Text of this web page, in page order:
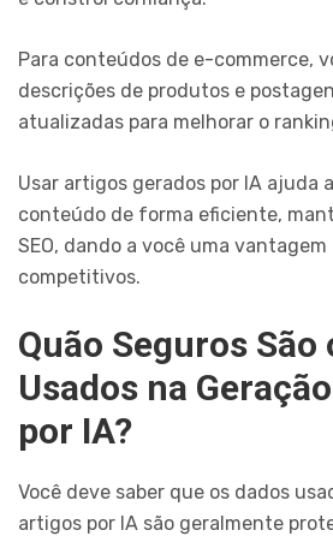
Para conteúdos de e-commerce,
descrições de produtos e
atualizadas para melhorar o
Usar artigos gerados por IA ajuda
conteúdo de forma eficiente,
SEO, dando a você uma
competitivos.
Quão Seguros São
Usados na
por IA?
Você deve saber que os dados
artigos por IA são geralmente